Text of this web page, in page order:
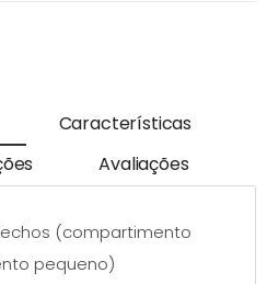
Características
Avaliações
(compartimento
pequeno)